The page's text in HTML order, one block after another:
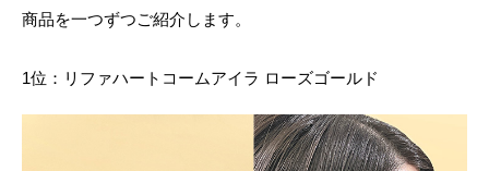
商品を一つずつご紹介します。
1位：リファハートコームアイラ ローズゴールド